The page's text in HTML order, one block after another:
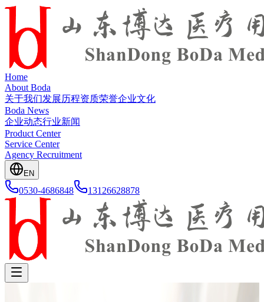
Home
About Boda
关于我们发展历程资质荣誉企业文化
Boda News
企业动态行业新闻
Product Center
Service Center
Agency Recruitment
EN
0530-4686848 13126628878